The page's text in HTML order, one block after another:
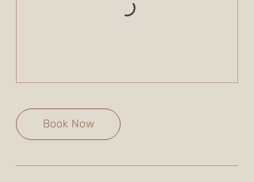
Book Now